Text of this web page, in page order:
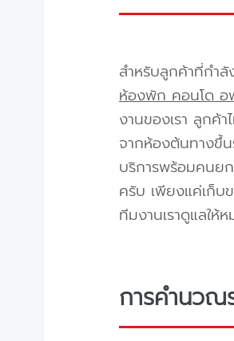
สำหรับลูกค้าที่กำลั
ห้องพัก คอนโด อ
งานของเรา ลูกค้
จากห้องต้นทางขึ้
บริการพร้อมคนย
ครับ เพียงแค่เก็บ
ทีมงานเราดูแลให้
การคำนวณ